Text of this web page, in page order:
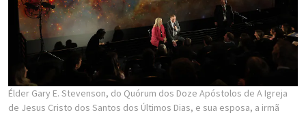
Élder Gary E. Stevenson, do Quórum dos Doze Apóstolos de A Igreja
de Jesus Cristo dos Santos dos Últimos Dias, e sua esposa, a irmã